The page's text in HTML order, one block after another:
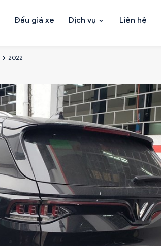
Đấu giá xe Dịch vụ Liên hệ
2022